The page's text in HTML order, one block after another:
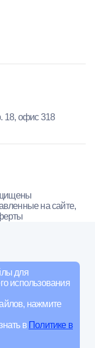
для
использования
нажмите
в Политике в
18, офис 318
на сайте,